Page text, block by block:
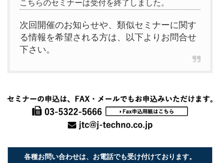
こちらのセミナーは受付を終了しました。
次回開催のお知らせや、類似セミナーに関す
る情報を希望される方は、以下よりお問合せ
下さい。
各種お問い合わせは、お電話でも受け付けております。